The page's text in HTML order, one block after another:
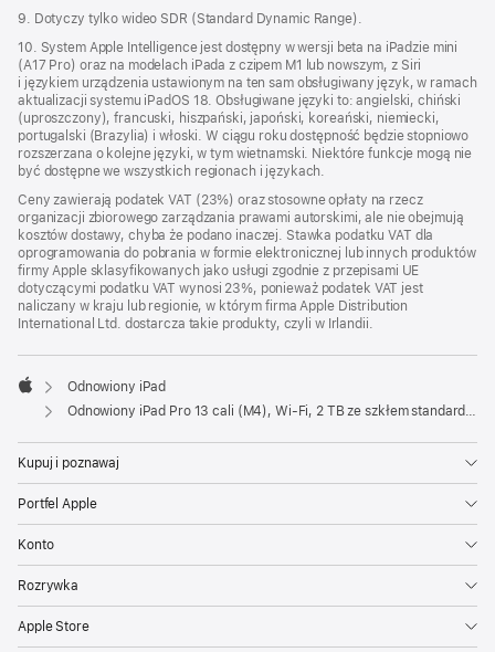
9. Dotyczy tylko wideo SDR (Standard Dynamic Range).
10. System Apple Intelligence jest dostępny w wersji beta na iPadzie mini
(A17 Pro) oraz na modelach iPada z czipem M1 lub nowszym, z Siri
i językiem urządzenia ustawionym na ten sam obsługiwany język, w ramach
aktualizacji systemu iPadOS 18. Obsługiwane języki to: angielski, chiński
(uproszczony), francuski, hiszpański, japoński, koreański, niemiecki,
portugalski (Brazylia) i włoski. W ciągu roku dostępność będzie stopniowo
rozszerzana o kolejne języki, w tym wietnamski. Niektóre funkcje mogą nie
być dostępne we wszystkich regionach i językach.
Ceny zawierają podatek VAT (23%) oraz stosowne opłaty na rzecz
organizacji zbiorowego zarządzania prawami autorskimi, ale nie obejmują
kosztów dostawy, chyba że podano inaczej. Stawka podatku VAT dla
oprogramowania do pobrania w formie elektronicznej lub innych produktów
firmy Apple sklasyfikowanych jako usługi zgodnie z przepisami UE
dotyczącymi podatku VAT wynosi 23%, ponieważ podatek VAT jest
naliczany w kraju lub regionie, w którym firma Apple Distribution
International Ltd. dostarcza takie produkty, czyli w Irlandii.
Apple
Odnowiony iPad
Odnowiony iPad Pro 13 cali (M4), Wi‑Fi, 2 TB ze szkłem standardowym – gwiezdna czerń
Kupuj i poznawaj
Portfel Apple
Konto
Rozrywka
Apple Store